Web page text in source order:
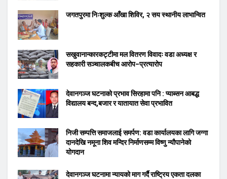
जगतपुरमा निःशुल्क आँखा शिविर, २ सय स्थानीय लाभान्वित
सखुवानान्कारकट्टीमा मल वितरण विवादः वडा अध्यक्ष र
सहकारी सञ्चालकबीच आरोप–प्रत्यारोप
देवानगञ्ज घटनाको प्रभाव सिरहामा पनि : प्याब्सन आबद्ध
विद्यालय बन्द,बजार र यातायात सेवा प्रभावित
निजी सम्पत्ति समाजलाई समर्पण: वडा कार्यालयका लागि जग्गा
दानदेखि नमूना शिव मन्दिर निर्माणसम्म विष्णु न्यौपानेको
योगदान
देवानगञ्ज घटनामा न्यायको माग गर्दै राष्ट्रिय एकता दलका